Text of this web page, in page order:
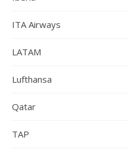
ITA Airways
LATAM
Lufthansa
Qatar
TAP